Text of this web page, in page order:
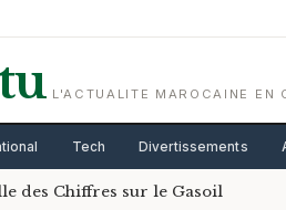
L'ACTUALITE MAROCAINE EN
Tech Divertissements
des Chiffres sur le Gasoil